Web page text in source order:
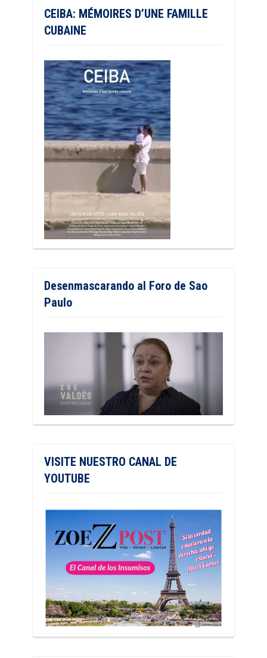
CEIBA: MÉMOIRES D’UNE FAMILLE
CUBAINE
Desenmascarando al Foro de Sao
Paulo
VISITE NUESTRO CANAL DE
YOUTUBE